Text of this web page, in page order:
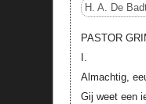
H. A. De
PASTOR
I.
Almachtig,
Gij weet een